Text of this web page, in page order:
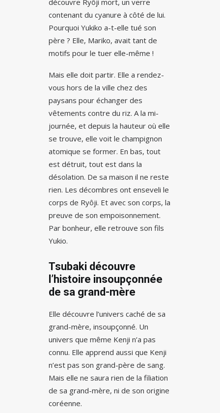
contenant du cyanure à côté de lui.
Pourquoi Yukiko a-t-elle tué son
père ? Elle, Mariko, avait tant de
motifs pour le tuer elle-même !
Mais elle doit partir. Elle a rendez-
vous hors de la ville chez des
paysans pour échanger des
vêtements contre du riz. A la mi-
journée, et depuis la hauteur où elle
se trouve, elle voit le champignon
atomique se former. En bas, tout
est détruit, tout est dans la
désolation. De sa maison il ne reste
rien. Les décombres ont enseveli le
corps de Ryôji. Et avec son corps, la
preuve de son empoisonnement.
Par bonheur, elle retrouve son fils
Yukio.
Tsubaki découvre
l’histoire insoupçonnée
de sa grand-mère
Elle découvre l’univers caché de sa
grand-mère, insoupçonné. Un
univers que même Kenji n’a pas
connu. Elle apprend aussi que Kenji
n’est pas son grand-père de sang.
Mais elle ne saura rien de la filiation
de sa grand-mère, ni de son origine
coréenne.